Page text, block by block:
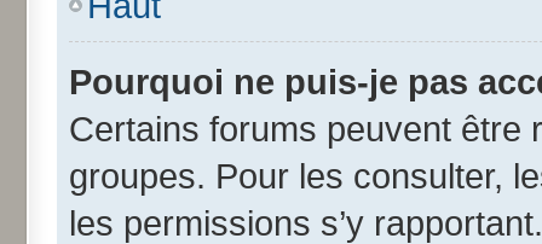
Pourquoi ne puis-je pas
Certains forums peuvent être
groupes. Pour les consulter,
les permissions s’y